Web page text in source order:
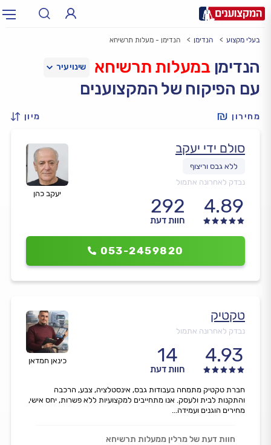
עירעיר: תל אביב, חיפה…
בעלי מקצוע הנדימן הנדימן - מעלות תרשיחא
הנדימן במעלות תרשיחא
עם הפיקוח של המקצוענים
מחירון מיון
יעקב כהן
סולם ידי יעקב
נבדק לאחרונה אתמול
4.89
292
חוות דעת
053-2459820
כינאן חמדאן
טקטיק
נבדק לאחרונה אתמול
4.93
14
חוות דעת
חברת טקטיק מתמחה בעבודות גבס, אינסטלציה, צבע, הרכבה
והתקנות לבית ולעסק. אנו מתחייבים למקצועיות ללא פשרות, יחס אישי,
מחירים הוגנים ועמידה...
חוות דעת של מרלין ממעלות תרשיחא